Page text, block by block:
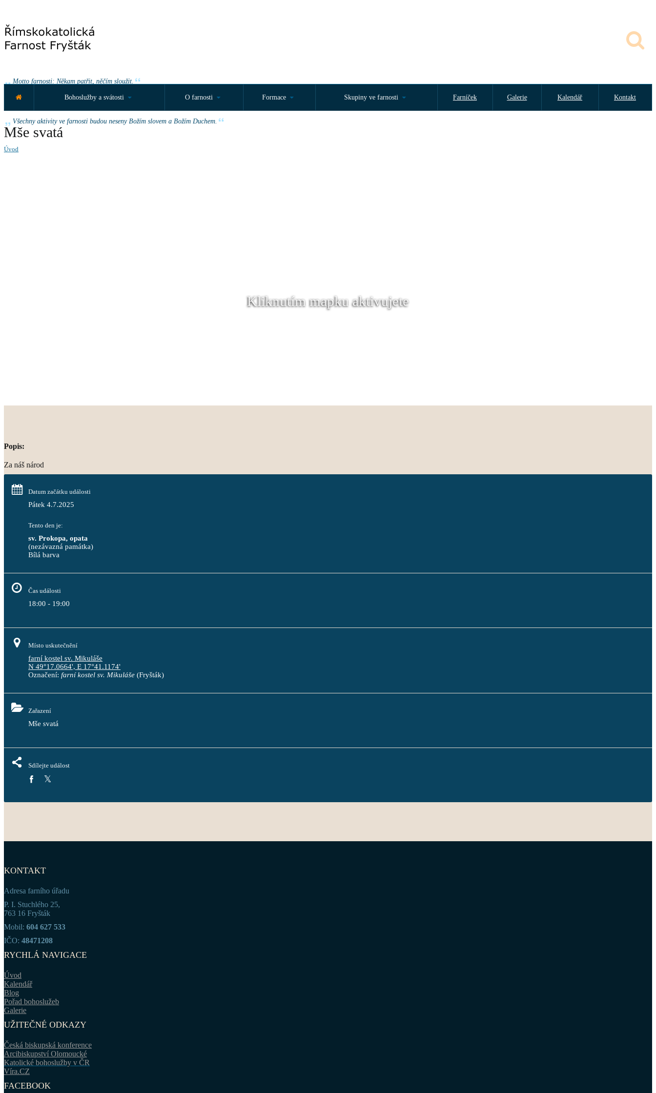
Motto farnosti: Někam patřit, něčím sloužit.
Roční motto farnosti: „Vy také vydávejte svědectví, protože jste se mnou od začátku. Jan 15,27“
Všechny aktivity ve farnosti budou neseny Božím slovem a Božím Duchem.
Bohoslužby a svátosti O farnosti Formace Skupiny ve farnosti Farníček Galerie Kalendář Kontakt
Mše svatá
Úvod
Kliknutím mapku aktivujete
Popis:
Za náš národ
Datum začátku události
Pátek 4.7.2025
Tento den je:
sv. Prokopa, opata
(nezávazná památka)
Bílá barva
Čas události
18:00 - 19:00
Místo uskutečnění
farní kostel sv. Mikuláše
N 49°17.0664', E 17°41.1174'
Označení: farní kostel sv. Mikuláše (Fryšták)
Zařazení
Mše svatá
Sdílejte událost
KONTAKT
Adresa farního úřadu
P. I. Stuchlého 25,
763 16 Fryšták
Mobil: 604 627 533
IČO: 48471208
RYCHLÁ NAVIGACE
Úvod
Kalendář
Blog
Pořad bohoslužeb
Galerie
UŽITEČNÉ ODKAZY
Česká biskupská konference
Arcibiskupství Olomoucké
Katolické bohoslužby v ČR
Víra.CZ
FACEBOOK